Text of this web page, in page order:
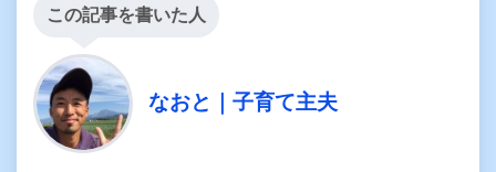
この記事を書いた人
なおと｜子育て主夫